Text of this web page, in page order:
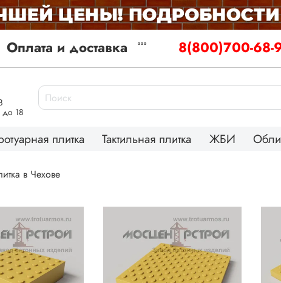
Оплата и доставка 8(800)700-68-
до 18
плитка Тактильная плитка ЖБИ
в Чехове